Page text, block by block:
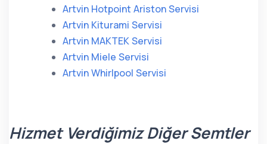
Artvin Hotpoint Ariston Servisi
Artvin Kiturami Servisi
Artvin MAKTEK Servisi
Artvin Miele Servisi
Artvin Whirlpool Servisi
Hizmet Verdiğimiz Diğer Semtler